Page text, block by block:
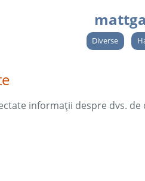
Diverse
informații despre dvs.